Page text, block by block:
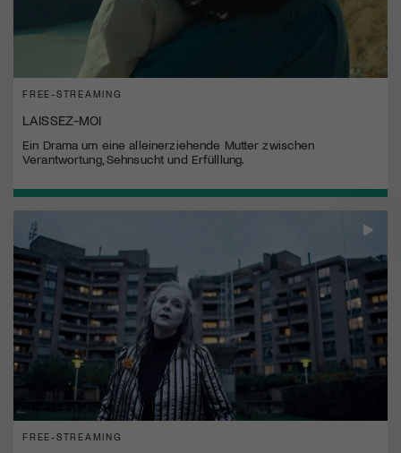
FREE-STREAMING
LAISSEZ-MOI
Ein Drama um eine alleinerziehende Mutter zwischen
Verantwortung, Sehnsucht und Erfülllung.
FREE-STREAMING